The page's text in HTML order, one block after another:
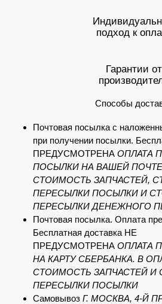
подход к
Гарантии от
Способы
Почтовая посылка с
при получении посылки.
ПРЕДУСМОТРЕНА ОПЛАТА
ПОСЫЛКИ НА ВАШЕЙ
СТОИМОСТЬ ЗАПЧАСТЕЙ,
ПЕРЕСЫЛКИ ПОСЫЛКИ И
ПЕРЕСЫЛКИ ДЕНЕЖНОГО
Почтовая посылка. Оплата
Бесплатная доставка НЕ
ПРЕДУСМОТРЕНА ОПЛАТА
НА КАРТУ СБЕРБАНКА. В
СТОИМОСТЬ ЗАПЧАСТЕЙ И
ПЕРЕСЫЛКИ ПОСЫЛКИ
Самовывоз Г. МОСКВА, 4-Й